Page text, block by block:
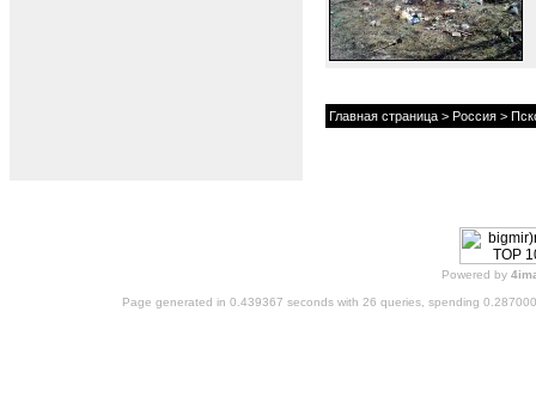
Главная страница > Россия >
Powered by
Page generated in 0.439367 seconds with 26 queries, spending